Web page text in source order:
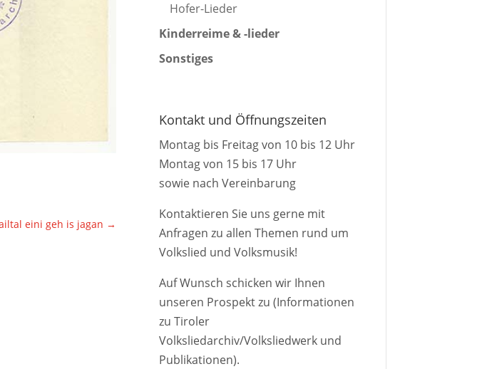
eini geh is jagan →
Hofer-Lieder
Kinderreime & -lieder
Sonstiges
Kontakt und Öffnungszeiten
Montag bis Freitag von 10 bis 12 Uhr
Montag von 15 bis 17 Uhr
sowie nach Vereinbarung
Kontaktieren Sie uns gerne mit
Anfragen zu allen Themen rund um
Volkslied und Volksmusik!
Auf Wunsch schicken wir Ihnen
unseren Prospekt zu (Informationen
zu Tiroler
Volksliedarchiv/Volksliedwerk und
Publikationen).